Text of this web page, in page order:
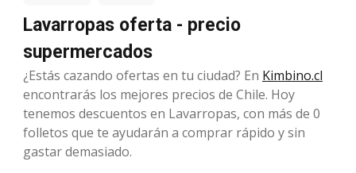
Lavarropas oferta - precio
supermercados
¿Estás cazando ofertas en tu ciudad? En Kimbino.cl
encontrarás los mejores precios de Chile. Hoy
tenemos descuentos en Lavarropas, con más de 0
folletos que te ayudarán a comprar rápido y sin
gastar demasiado.